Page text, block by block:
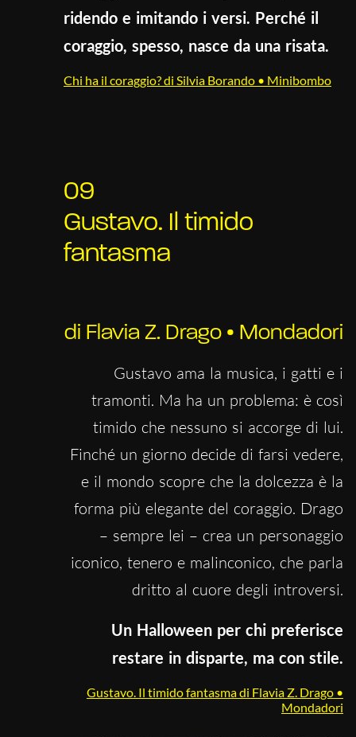
ridendo e imitando i versi. Perché il
coraggio, spesso, nasce da una risata.
Chi ha il coraggio? di Silvia Borando • Minibombo
09
Gustavo. Il timido
fantasma
di Flavia Z. Drago • Mondadori
Gustavo ama la musica, i gatti e i
tramonti. Ma ha un problema: è così
timido che nessuno si accorge di lui.
Finché un giorno decide di farsi vedere,
e il mondo scopre che la dolcezza è la
forma più elegante del coraggio. Drago
– sempre lei – crea un personaggio
iconico, tenero e malinconico, che parla
dritto al cuore degli introversi.
Un Halloween per chi preferisce
restare in disparte, ma con stile.
Gustavo. Il timido fantasma di Flavia Z. Drago •
Mondadori